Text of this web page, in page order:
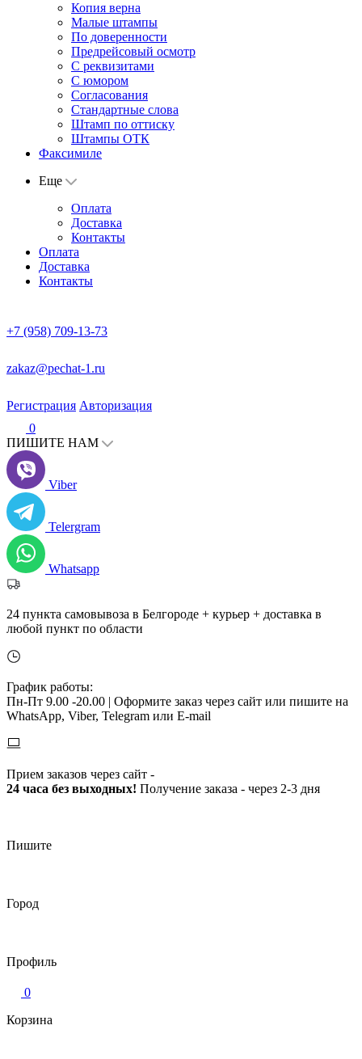
Копия верна
Малые штампы
По доверенности
Предрейсовый осмотр
С реквизитами
С юмором
Согласования
Стандартные слова
Штамп по оттиску
Штампы ОТК
Факсимиле
Еще
Оплата
Доставка
Контакты
Оплата
Доставка
Контакты
+7 (958) 709-13-73
zakaz@pechat-1.ru
Регистрация Авторизация
0
ПИШИТЕ НАМ
Viber
Telergram
Whatsapp
24 пункта самовывоза в Белгороде + курьер + доставка в
любой пункт по области
График работы:
Пн-Пт 9.00 -20.00 | Оформите заказ через сайт или пишите на
WhatsApp, Viber, Telegram или E-mail
Прием заказов через сайт -
24 часа без выходных! Получение заказа - через 2-3 дня
Пишите
Город
Профиль
0
Корзина